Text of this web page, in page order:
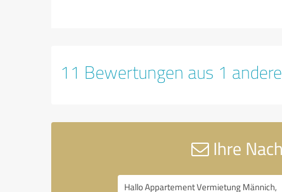
11 Bewertungen aus 1
Ihre